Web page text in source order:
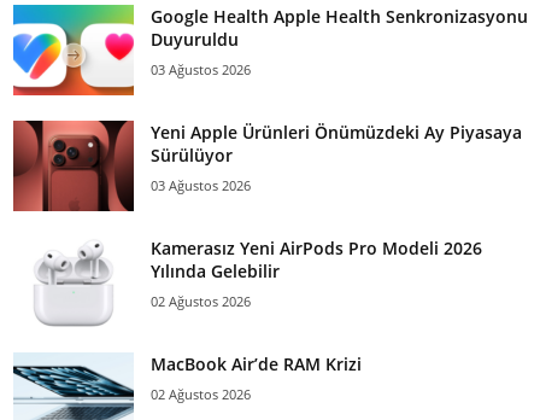
Google Health Apple Health Senkronizasyonu
Duyuruldu
03 Ağustos 2026
Yeni Apple Ürünleri Önümüzdeki Ay Piyasaya
Sürülüyor
03 Ağustos 2026
Kamerasız Yeni AirPods Pro Modeli 2026
Yılında Gelebilir
02 Ağustos 2026
MacBook Air’de RAM Krizi
02 Ağustos 2026